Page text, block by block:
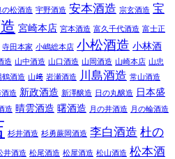
の松酒造 宇野酒造 安本酒造 宗玄酒造 宝
宮崎本店 宮本酒造 富久千代酒造 富士正
寺田本家 小嶋総本店 小松酒造 小林酒
造 山中酒造 山口酒造 山岡酒造 山崎本店 山忠
鶴酒造 山﨑 岩瀬酒造 川島酒造 常山酒造
造 新政酒造 新澤醸造 日の丸醸造
日本盛
造 晴雲酒造 曙酒造 月の井酒造 月の輪酒造
杉井酒造 杉勇蕨岡酒造 李白酒造 杜の
井酒造 松尾酒造 松屋酒造 松山酒造 松本酒